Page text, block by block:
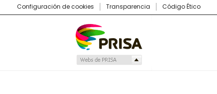
Configuración de cookies
Transparencia Código Ético